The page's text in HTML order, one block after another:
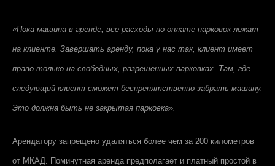
«Пока машина в аренде, все расходы по оплате парковок лежат
на клиенте. Завершать аренду, пока у нас так, клиент имеет
право только на свободных, разрешенных парковках. Там, где
следующий клиент сможет беспрепятственно забрать машину.
Это должна быть не закрытая парковка».
Арендатору запрещено удаляться более чем за 200 километров
от МКАД. Поминутная аренда предполагает и платный простой в